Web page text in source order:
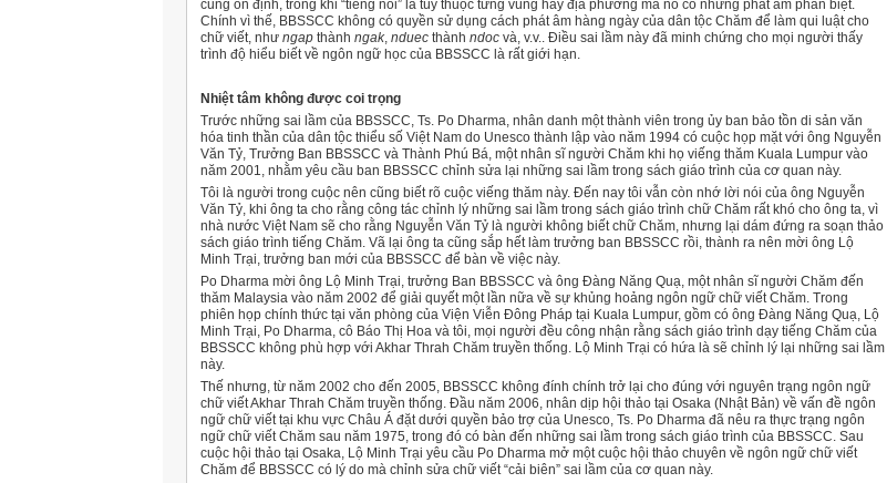
cũng ổn định, trong khi “tiếng nói” là tùy thuộc từng vùng hay địa phương mà nó có những phát âm phân biệt.
Chính vì thế, BBSSCC không có quyền sử dụng cách phát âm hàng ngày của dân tộc Chăm để làm qui luật cho
chữ viết, như ngap thành ngak, nduec thành ndoc và, v.v.. Ðiều sai lầm này đã minh chứng cho mọi người thấy
trình độ hiểu biết về ngôn ngữ học của BBSSCC là rất giới hạn.
Nhiệt tâm không được coi trọng
Trước những sai lầm của BBSSCC, Ts. Po Dharma, nhân danh một thành viên trong ủy ban bảo tồn di sản văn
hóa tinh thần của dân tộc thiểu số Việt Nam do Unesco thành lập vào năm 1994 có cuộc họp mặt với ông Nguyễn
Văn Tỷ, Trưởng Ban BBSSCC và Thành Phú Bá, một nhân sĩ người Chăm khi họ viếng thăm Kuala Lumpur vào
năm 2001, nhằm yêu cầu ban BBSSCC chỉnh sửa lại những sai lầm trong sách giáo trình của cơ quan này.
Tôi là người trong cuộc nên cũng biết rõ cuộc viếng thăm này. Ðến nay tôi vẫn còn nhớ lời nói của ông Nguyễn
Văn Tỷ, khi ông ta cho rằng công tác chỉnh lý những sai lầm trong sách giáo trình chữ Chăm rất khó cho ông ta, vì
nhà nước Việt Nam sẽ cho rằng Nguyễn Văn Tỷ là người không biết chữ Chăm, nhưng lại dám đứng ra soạn thảo
sách giáo trình tiếng Chăm. Vã lại ông ta cũng sắp hết làm trưởng ban BBSSCC rồi, thành ra nên mời ông Lộ
Minh Trại, trưởng ban mới của BBSSCC để bàn về việc này.
Po Dharma mời ông Lộ Minh Trại, trưởng Ban BBSSCC và ông Ðàng Năng Quạ, một nhân sĩ người Chăm đến
thăm Malaysia vào năm 2002 để giải quyết một lần nữa về sự khủng hoảng ngôn ngữ chữ viết Chăm. Trong
phiên họp chính thức tại văn phòng của Viện Viễn Ðông Pháp tại Kuala Lumpur, gồm có ông Ðàng Năng Quạ, Lộ
Minh Trại, Po Dharma, cô Báo Thị Hoa và tôi, mọi người đều công nhận rằng sách giáo trình dạy tiếng Chăm của
BBSSCC không phù hợp với Akhar Thrah Chăm truyền thống. Lộ Minh Trại có hứa là sẽ chỉnh lý lại những sai lầm
này.
Thế nhưng, từ năm 2002 cho đến 2005, BBSSCC không đính chính trở lại cho đúng với nguyên trạng ngôn ngữ
chữ viết Akhar Thrah Chăm truyền thống. Ðầu năm 2006, nhân dịp hội thảo tại Osaka (Nhật Bản) về vấn đề ngôn
ngữ chữ viết tại khu vực Châu Á đặt dưới quyền bảo trợ của Unesco, Ts. Po Dharma đã nêu ra thực trạng ngôn
ngữ chữ viết Chăm sau năm 1975, trong đó có bàn đến những sai lầm trong sách giáo trình của BBSSCC. Sau
cuộc hội thảo tại Osaka, Lộ Minh Trại yêu cầu Po Dharma mở một cuộc hội thảo chuyên về ngôn ngữ chữ viết
Chăm để BBSSCC có lý do mà chỉnh sửa chữ viết “cải biên” sai lầm của cơ quan này.